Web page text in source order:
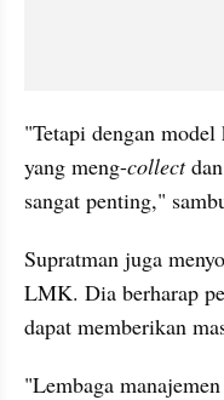
"Tetapi dengan
yang meng-collect
sangat penting,"
Supratman juga
LMK. Dia berharap
dapat memberikan
"Lembaga